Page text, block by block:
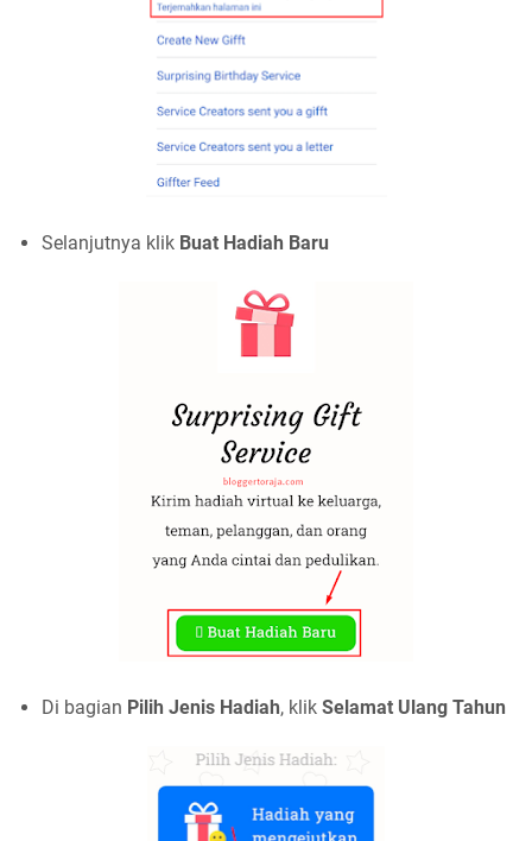
Selanjutnya klik Buat Hadiah Baru
Di bagian Pilih Jenis Hadiah, klik Selamat Ulang Tahun